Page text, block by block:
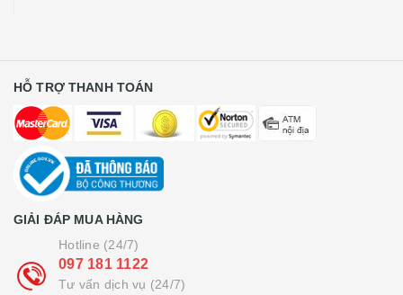
HỖ TRỢ THANH TOÁN
GIẢI ĐÁP MUA HÀNG
Hotline (24/7)
097 181 1122
Tư vấn dịch vụ (24/7)